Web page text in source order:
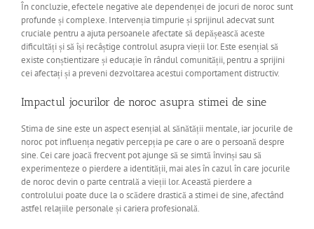
În concluzie, efectele negative ale dependenței de jocuri de noroc sunt
profunde și complexe. Intervenția timpurie și sprijinul adecvat sunt
cruciale pentru a ajuta persoanele afectate să depășească aceste
dificultăți și să își recâștige controlul asupra vieții lor. Este esențial să
existe conștientizare și educație în rândul comunității, pentru a sprijini
cei afectați și a preveni dezvoltarea acestui comportament distructiv.
Impactul jocurilor de noroc asupra stimei de sine
Stima de sine este un aspect esențial al sănătății mentale, iar jocurile de
noroc pot influența negativ percepția pe care o are o persoană despre
sine. Cei care joacă frecvent pot ajunge să se simtă învinși sau să
experimenteze o pierdere a identității, mai ales în cazul în care jocurile
de noroc devin o parte centrală a vieții lor. Această pierdere a
controlului poate duce la o scădere drastică a stimei de sine, afectând
astfel relațiile personale și cariera profesională.